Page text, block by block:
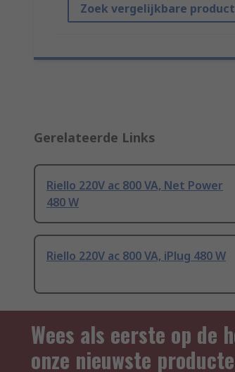
Zoek vergelijkbare
Gerelateerde Links
Riello 220V ac 800 VA, Net Power
480 W
Riello 220V ac 800 VA, iPlug 480 W
Wees als eerste op de
onze nieuwste